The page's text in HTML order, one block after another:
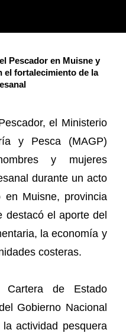
Pescador en Muisne y
el fortalecimiento de la
el Ministerio
y Pesca (MAGP)
y mujeres
durante un acto
en Muisne, provincia
destacó el aporte del
la economía y
costeras.
de Estado
Gobierno Nacional
actividad pesquera